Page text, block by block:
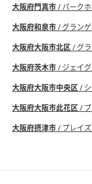
大阪府門真市/ パーク
大阪府和泉市/ グラン
大阪府大阪市北区/ グ
大阪府茨木市/ ジェイ
大阪府大阪市中央区/
大阪府大阪市此花区/
大阪府摂津市/ プレイ